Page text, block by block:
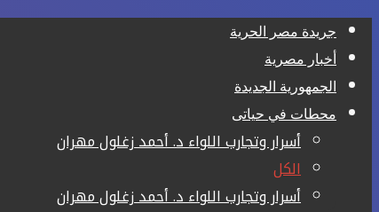
جريدة مصر الحرية
أخبار مصرية
الجمهورية الجديدة
محطات في حياتى
أسرار وتجارب اللواء د. أحمد زغلول مهران
الكل
أسرار وتجارب اللواء د. أحمد زغلول مهران